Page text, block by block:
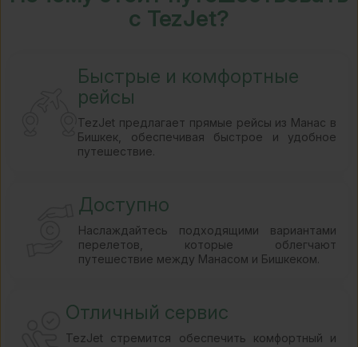
с TezJet?
Быстрые и комфортные
рейсы
TezJet предлагает прямые рейсы из Манас в
Бишкек, обеспечивая быстрое и удобное
путешествие.
Доступно
Наслаждайтесь подходящими вариантами
перелетов, которые облегчают
путешествие между Манасом и Бишкеком.
Отличный сервис
TezJet стремится обеспечить комфортный и